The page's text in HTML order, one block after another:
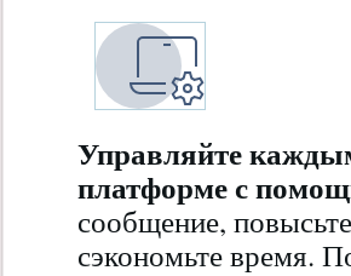
Управляйте
платформе с
сообщение,
сэкономьте время.